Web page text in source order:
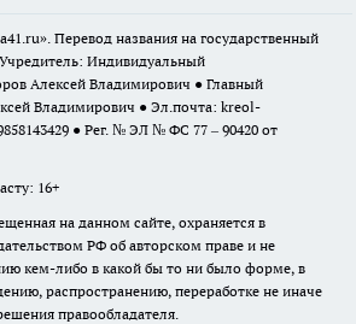
Перевод названия на государственный
Индивидуальный
Алексей Владимирович ● Главный
Владимирович ● Эл.почта: kreol-
● Рег. № ЭЛ № ФС 77 – 90420 от
16+
на данном сайте, охраняется в
РФ об авторском праве и не
кем-либо в какой бы то ни было форме, в
распространению, переработке не иначе
правообладателя.